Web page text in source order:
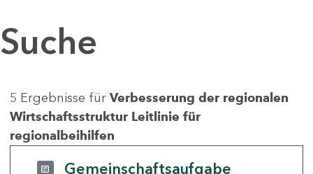
Suche
5 Ergebnisse für Verbesserung der regionalen
Wirtschaftsstruktur Leitlinie für
regionalbeihilfen
Gemeinschaftsaufgabe